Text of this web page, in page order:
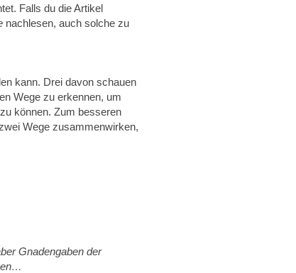
Falls du die Artikel
nachlesen, auch solche zu
kann. Drei davon schauen
Wege zu erkennen, um
können. Zum besseren
Wege zusammenwirken,
Gnadengaben der